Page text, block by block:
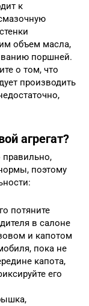
к
объем масла,
поршней.
о том, что
производить
агрегат?
поэтому
потяните
в салоне
и капотом
пока не
капота,
его